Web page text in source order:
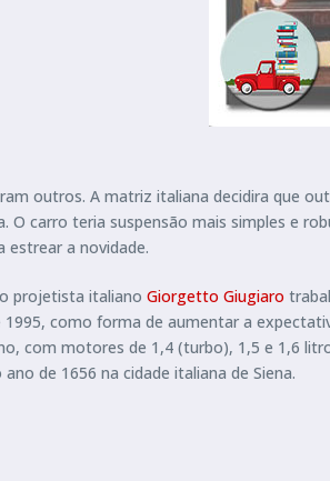
outros. A matriz italiana decidira que
O carro teria suspensão mais simples e
estrear a novidade.
projetista italiano Giorgetto Giugiaro
como forma de aumentar a
com motores de 1,4 (turbo), 1,5 e 1,6
de 1656 na cidade italiana de Siena.